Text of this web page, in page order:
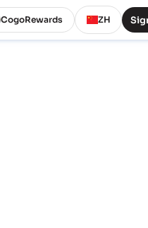
CogoRewards ZH